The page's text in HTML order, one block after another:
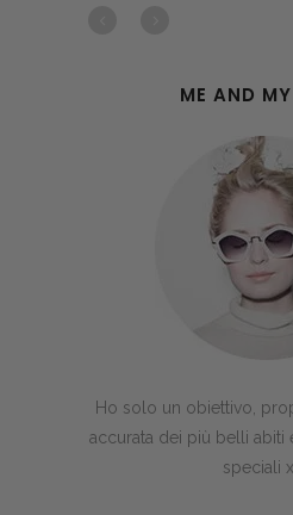
ME AND
Ho solo un obiettivo,
accurata dei più belli abiti
speciali